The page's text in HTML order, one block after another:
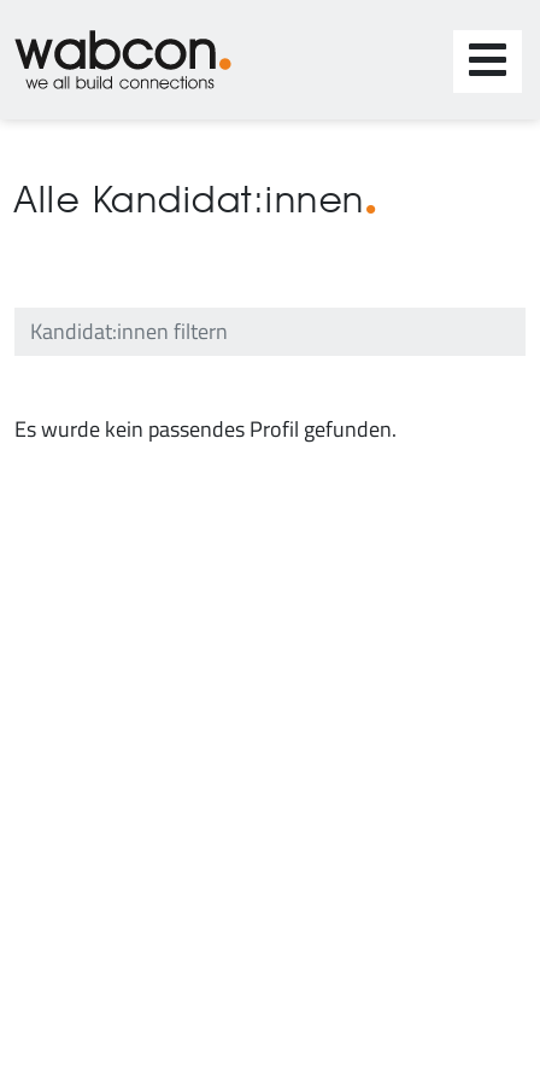
Alle Kandidat:innen
Es wurde kein passendes Profil gefunden.